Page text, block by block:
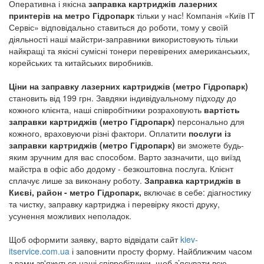
Заправка картриджів метро Театральна
Заправка картриджів метро Теремки
Заправка картриджів метро Університет
Заправка картриджів метро Чернігівська
Оперативна і якісна заправка картриджів лазерних
принтерів на метро Гідропарк тільки у нас! Компанія «Київ ІТ
Сервіс» відповідально ставиться до роботи, тому у своїй
діяльності наші майстри-заправники використовують тільки
найкращі та якісні сумісні тонери перевірених американських,
корейських та китайських виробників.
Ціни на заправку лазерних картриджів (метро Гідропарк)
становить від 199 грн. Завдяки індивідуальному підходу до
кожного клієнта, наші співробітники розраховують вартість
заправки картриджів (метро Гідропарк) персонально для
кожного, враховуючи різні фактори. Оплатити послуги із
заправки картриджів (метро Гідропарк) ви зможете будь-
яким зручним для вас способом. Варто зазначити, що виїзд
майстра в офіс або додому - безкоштовна послуга. Клієнт
сплачує лише за виконану роботу. Заправка картриджів в
Києві, район - метро Гідропарк, включає в себе: діагностику
та чистку, заправку картриджа і перевірку якості друку,
усунення можливих неполадок.
Щоб оформити заявку, варто відвідати сайтkiev-
itservice.com.ua і заповнити просту форму. Найближчим часом